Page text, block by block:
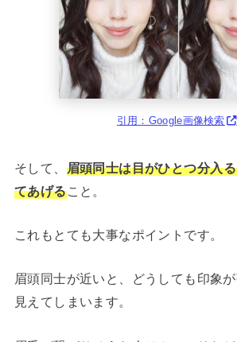
引用：Google画像検索
そして、 眉頭同士は目がひとつ分入
てあげること。
これもとても大事なポイントです。
眉頭同士が近いと、どうしても印象
見えてしまいます。